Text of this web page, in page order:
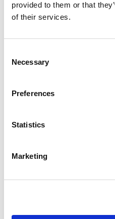
provided to them or that
of their services.
Selection
Necessary
Preferences
Statistics
Marketing
今天我们来谈谈土耳其BVA
搜索
for: